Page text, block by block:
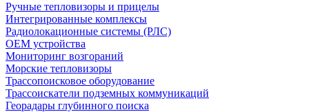
Ручные тепловизоры и прицелы
Интегрированные комплексы
Радиолокационные системы (РЛС)
OEM устройства
Мониторинг возгораний
Морские тепловизоры
Трассопоисковое оборудование
Трассоискатели подземных коммуникаций
Георадары глубинного поиска